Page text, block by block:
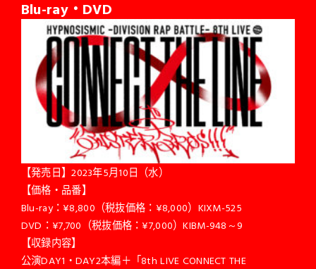
Blu-ray・DVD
【発売日】2023年5月10日（水）
【価格・品番】
Blu-ray：¥8,800（税抜価格：¥8,000）KIXM-525
DVD：¥7,700（税抜価格：¥7,000）KIBM-948～9
【収録内容】
公演DAY1・DAY2本編＋「8th LIVE CONNECT THE